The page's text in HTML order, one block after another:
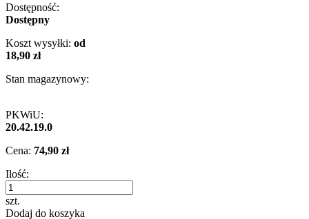
Dostępność:
Dostępny
Koszt wysyłki: od
18,90 zł
Stan magazynowy:
PKWiU:
20.42.19.0
Cena: 74,90 zł
Ilość:
szt.
Dodaj do koszyka